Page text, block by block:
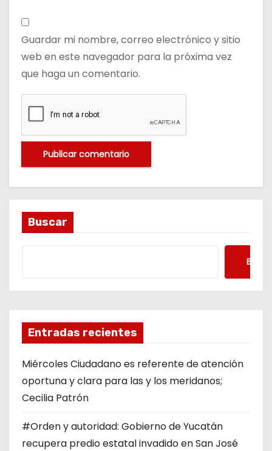
Guardar mi nombre, correo electrónico y sitio
web en este navegador para la próxima vez
que haga un comentario.
Buscar
Entradas recientes
Miércoles Ciudadano es referente de atención
oportuna y clara para las y los meridanos;
Cecilia Patrón
#Orden y autoridad: Gobierno de Yucatán
recupera predio estatal invadido en San José